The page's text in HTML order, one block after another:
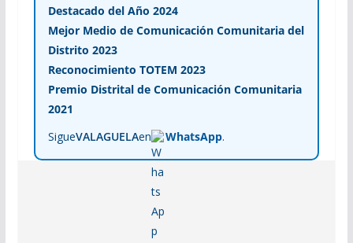
Destacado del Año 2024
Mejor Medio de Comunicación Comunitaria del
Distrito 2023
Reconocimiento TOTEM 2023
Premio Distrital de Comunicación Comunitaria
2021
SigueVALAGUELAen WhatsApp.